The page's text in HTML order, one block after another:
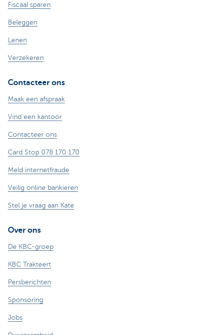
Fiscaal sparen
Beleggen
Lenen
Verzekeren
Contacteer ons
Maak een afspraak
Vind een kantoor
Contacteer ons
Card Stop 078 170 170
Meld internetfraude
Veilig online bankieren
Stel je vraag aan Kate
Over ons
De KBC-groep
KBC Trakteert
Persberichten
Sponsoring
Jobs